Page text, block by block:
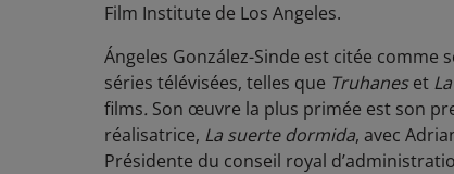
Film Institute de Los Angeles.
Ángeles González-Sinde est citée comme
séries télévisées, telles que Truhaneset
films. Son œuvre la plus primée est son
réalisatrice, La suerte dormida, avec
Présidente du conseil royal